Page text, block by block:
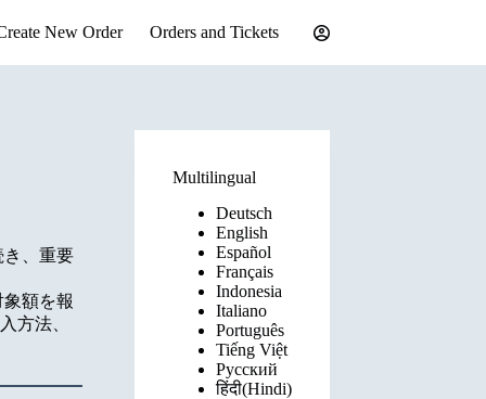
New Order Orders and Tickets
き、重要
額を報
方法、
Multilingual
Deutsch
English
Español
Français
Indonesia
Italiano
Português
Tiếng Việt
Русский
हिंदी(Hindi)